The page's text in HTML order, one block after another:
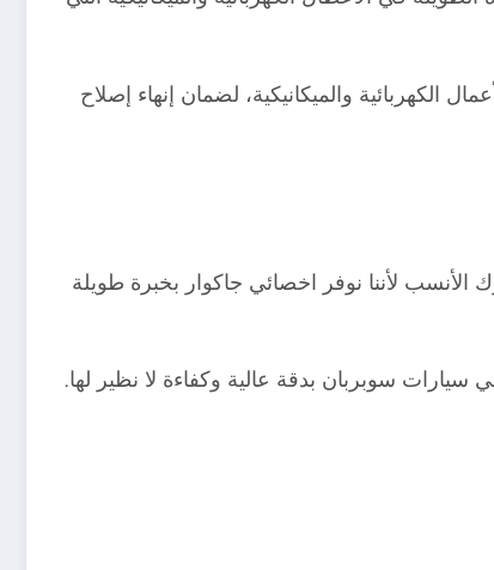
الكهربائية والميكانيكية، لضمان إنهاء إصلاح
لأننا نوفر اخصائي جاكوار بخبرة طويلة
سوبربان بدقة عالية وكفاءة لا نظير لها.